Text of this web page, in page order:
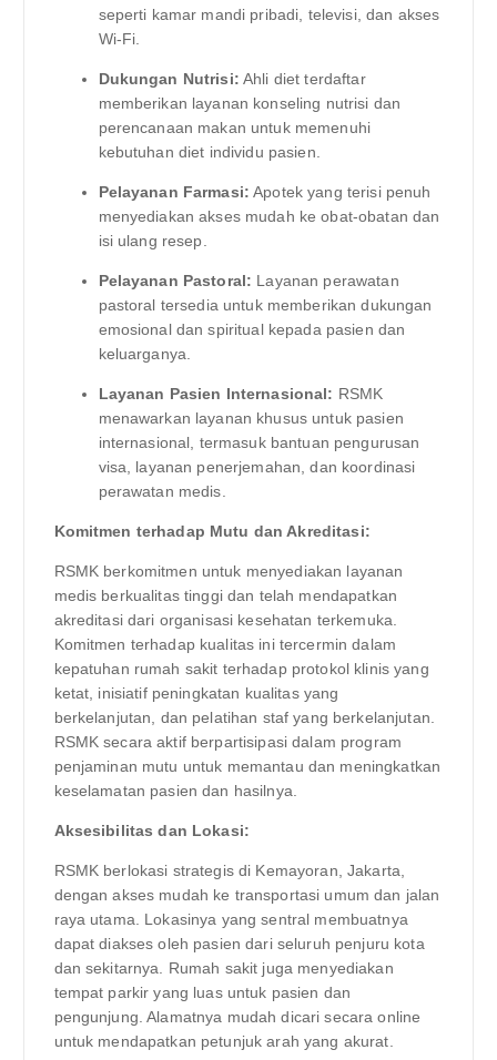
seperti kamar mandi pribadi, televisi, dan akses
Wi-Fi.
Dukungan Nutrisi: Ahli diet terdaftar
memberikan layanan konseling nutrisi dan
perencanaan makan untuk memenuhi
kebutuhan diet individu pasien.
Pelayanan Farmasi: Apotek yang terisi penuh
menyediakan akses mudah ke obat-obatan dan
isi ulang resep.
Pelayanan Pastoral: Layanan perawatan
pastoral tersedia untuk memberikan dukungan
emosional dan spiritual kepada pasien dan
keluarganya.
Layanan Pasien Internasional: RSMK
menawarkan layanan khusus untuk pasien
internasional, termasuk bantuan pengurusan
visa, layanan penerjemahan, dan koordinasi
perawatan medis.
Komitmen terhadap Mutu dan Akreditasi:
RSMK berkomitmen untuk menyediakan layanan
medis berkualitas tinggi dan telah mendapatkan
akreditasi dari organisasi kesehatan terkemuka.
Komitmen terhadap kualitas ini tercermin dalam
kepatuhan rumah sakit terhadap protokol klinis yang
ketat, inisiatif peningkatan kualitas yang
berkelanjutan, dan pelatihan staf yang berkelanjutan.
RSMK secara aktif berpartisipasi dalam program
penjaminan mutu untuk memantau dan meningkatkan
keselamatan pasien dan hasilnya.
Aksesibilitas dan Lokasi:
RSMK berlokasi strategis di Kemayoran, Jakarta,
dengan akses mudah ke transportasi umum dan jalan
raya utama. Lokasinya yang sentral membuatnya
dapat diakses oleh pasien dari seluruh penjuru kota
dan sekitarnya. Rumah sakit juga menyediakan
tempat parkir yang luas untuk pasien dan
pengunjung. Alamatnya mudah dicari secara online
untuk mendapatkan petunjuk arah yang akurat.